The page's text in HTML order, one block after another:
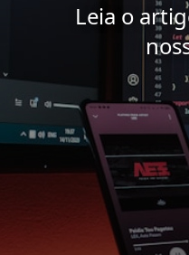
Leia o